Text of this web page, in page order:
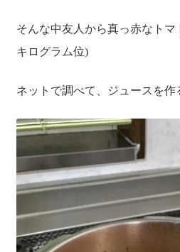
そんな中友人から真っ赤なトマ
キログラム位)
ネットで調べて、ジュースを作